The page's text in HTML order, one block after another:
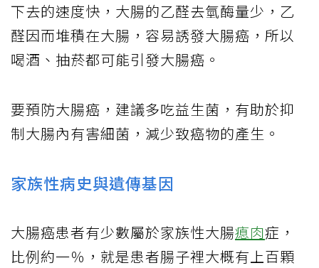
下去的速度快，大腸的乙醛去氫酶量少，乙
醛因而堆積在大腸，容易誘發大腸癌，所以
喝酒、抽菸都可能引發大腸癌。
要預防大腸癌，建議多吃益生菌，有助於抑
制大腸內有害細菌，減少致癌物的產生。
家族性病史與遺傳基因
大腸癌患者有少數屬於家族性大腸瘜肉症，
比例約一％，就是患者腸子裡大概有上百顆